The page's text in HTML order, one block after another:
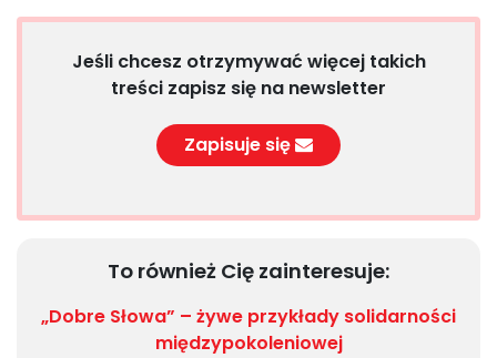
Jeśli chcesz otrzymywać więcej takich
treści zapisz się na newsletter
Zapisuje się
To również Cię zainteresuje:
„Dobre Słowa” – żywe przykłady solidarności
międzypokoleniowej